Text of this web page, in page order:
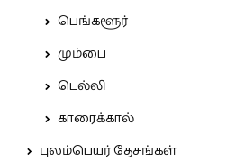
பெங்களூர்
மும்பை
டெல்லி
காரைக்கால்
புலம்பெயர் தேசங்கள்